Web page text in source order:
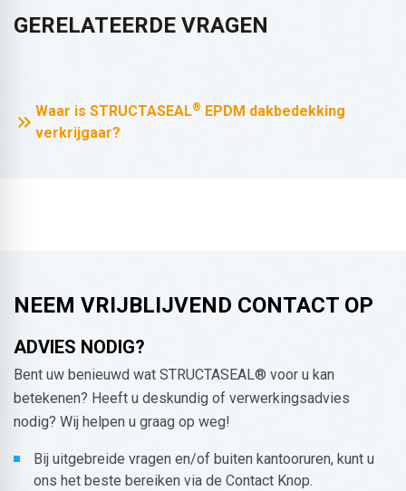
GERELATEERDE VRAGEN
Waar is STRUCTASEAL® EPDM dakbedekking
verkrijgaar?
NEEM VRIJBLIJVEND CONTACT OP
ADVIES NODIG?
Bent uw benieuwd wat STRUCTASEAL® voor u kan
betekenen? Heeft u deskundig of verwerkingsadvies
nodig? Wij helpen u graag op weg!
Bij uitgebreide vragen en/of buiten kantooruren, kunt u
ons het beste bereiken via de Contact Knop.